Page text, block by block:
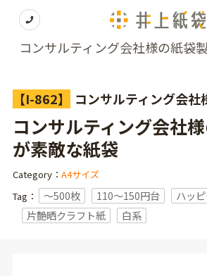
コンサルティング会社様の紙袋
【I-862】 コンサルティング会社
コンサルティング会社
が素敵な紙袋
Category： A4サイズ
Tag：
〜500枚 110～150円台 ハッ
片艶晒クラフト紙
白系